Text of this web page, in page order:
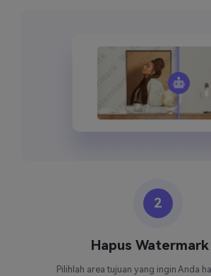
2
Hapus Watermark
Pilihlah area tujuan yang ingin Anda